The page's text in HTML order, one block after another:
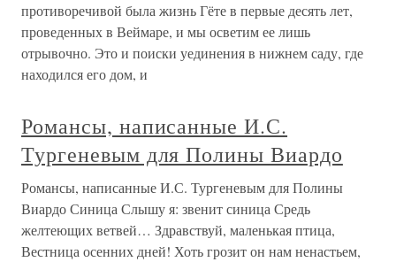
противоречивой была жизнь Гёте в первые десять лет,
проведенных в Веймаре, и мы осветим ее лишь
отрывочно. Это и поиски уединения в нижнем саду, где
находился его дом, и
Романсы, написанные И.С.
Тургеневым для Полины Виардо
Романсы, написанные И.С. Тургеневым для Полины
Виардо Синица Слышу я: звенит синица Средь
желтеющих ветвей… Здравствуй, маленькая птица,
Вестница осенних дней! Хоть грозит он нам ненастьем,